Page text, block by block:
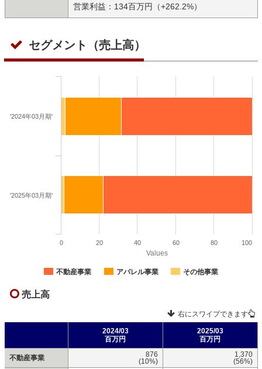
営業利益：134百万円（+262.2%）
セグメント（売上高）
Values
不動産事業 アパレル事業 その他事業
'2024年03月期'
'2025年03月期'
0 20 40 60 80 100
売上高
右にスワイプできます
2024/03
百万円
2025/03
百万円
不動産事業
876
(10%)
1,370
(56%)